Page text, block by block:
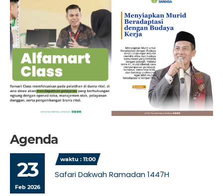
Agenda
23
Feb 2026
waktu : 11:00
Safari Dakwah Ramadan 1447H